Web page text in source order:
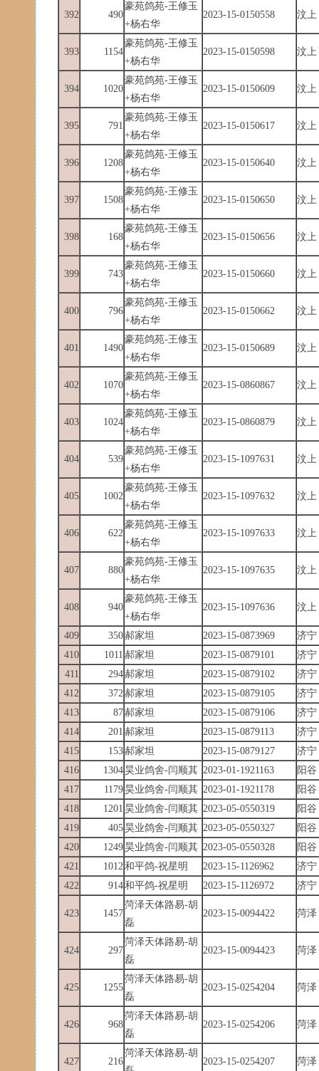
392 490
豪苑鸽苑-王修玉
+杨右华
2023-15-0150558 汶上
393 1154
豪苑鸽苑-王修玉
+杨右华
2023-15-0150598 汶上
394 1020
豪苑鸽苑-王修玉
+杨右华
2023-15-0150609 汶上
395 791
豪苑鸽苑-王修玉
+杨右华
2023-15-0150617 汶上
396 1208
豪苑鸽苑-王修玉
+杨右华
2023-15-0150640 汶上
397 1508
豪苑鸽苑-王修玉
+杨右华
2023-15-0150650 汶上
398 168
豪苑鸽苑-王修玉
+杨右华
2023-15-0150656 汶上
399 743
豪苑鸽苑-王修玉
+杨右华
2023-15-0150660 汶上
400 796
豪苑鸽苑-王修玉
+杨右华
2023-15-0150662 汶上
401 1490
豪苑鸽苑-王修玉
+杨右华
2023-15-0150689 汶上
402 1070
豪苑鸽苑-王修玉
+杨右华
2023-15-0860867 汶上
403 1024
豪苑鸽苑-王修玉
+杨右华
2023-15-0860879 汶上
404 539
豪苑鸽苑-王修玉
+杨右华
2023-15-1097631 汶上
405 1002
豪苑鸽苑-王修玉
+杨右华
2023-15-1097632 汶上
406 622
豪苑鸽苑-王修玉
+杨右华
2023-15-1097633 汶上
407 880
豪苑鸽苑-王修玉
+杨右华
2023-15-1097635 汶上
408 940
豪苑鸽苑-王修玉
+杨右华
2023-15-1097636 汶上
409 350郝家坦 2023-15-0873969
济宁
410
1011 郝家坦 2023-15-0879101
济宁
411
294郝家坦 2023-15-0879102
济宁
412
372郝家坦 2023-15-0879105
济宁
413
87郝家坦 2023-15-0879106
济宁
414
201 郝家坦 2023-15-0879113
济宁
415
153郝家坦 2023-15-0879127
济宁
416
1304 昊业鸽舍-闫顺其 2023-01-1921163
阳谷
417
1179 昊业鸽舍-闫顺其 2023-01-1921178
阳谷
418
1201 昊业鸽舍-闫顺其 2023-05-0550319
阳谷
419
405 昊业鸽舍-闫顺其 2023-05-0550327
阳谷
420
1249 昊业鸽舍-闫顺其 2023-05-0550328
阳谷
421
1012和平鸽-祝星明 2023-15-1126962
济宁
422
914和平鸽-祝星明 2023-15-1126972 济宁
423 1457
菏泽天体路易-胡
磊
2023-15-0094422 菏泽
424 297
菏泽天体路易-胡
磊
2023-15-0094423 菏泽
425 1255
菏泽天体路易-胡
磊
2023-15-0254204 菏泽
426 968
菏泽天体路易-胡
磊
2023-15-0254206 菏泽
427 216
菏泽天体路易-胡
2023-15-0254207 菏泽